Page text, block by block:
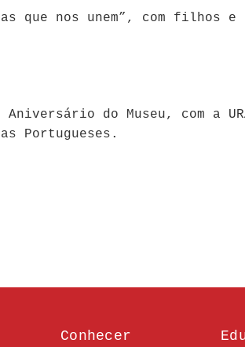
que nos unem”, com filhos
Aniversário do Museu, com a
Portugueses.
Conhecer